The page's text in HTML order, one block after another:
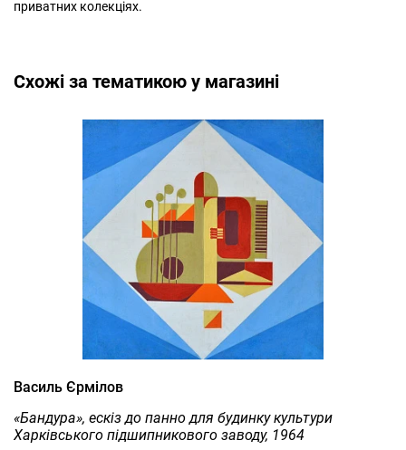
приватних колекціях.
Cхожі за тематикою у магазині
Василь Єрмілов
«Бандура», ескіз до панно для будинку культури
Харківського підшипникового заводу, 1964